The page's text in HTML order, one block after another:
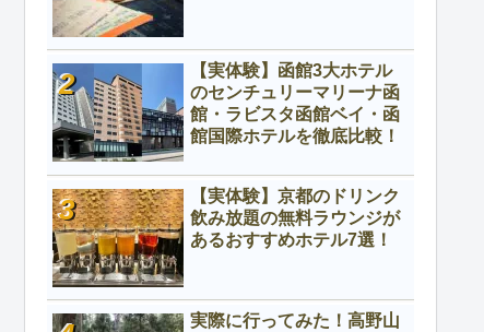
【実体験】函館3大ホテル
のセンチュリーマリーナ函
館・ラビスタ函館ベイ・函
館国際ホテルを徹底比較！
【実体験】京都のドリンク
飲み放題の無料ラウンジが
あるおすすめホテル7選！
実際に行ってみた！高野山